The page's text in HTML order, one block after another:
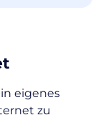
eigenes
zu